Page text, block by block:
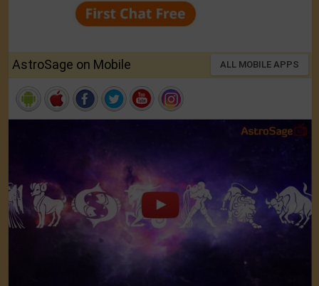
AstroSage on Mobile ALL MOBILE APPS